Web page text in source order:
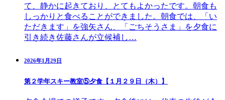
て、静かに起きており、とてもよかったです。朝食も
しっかりと食べることができました。朝食では、「い
ただきます」を強矢さん、「ごちそうさま」を夕食に
引き続き佐藤さんが立候補し…
2026年1月29日
第２学年スキー教室⑤夕食【１月２９日（木）】